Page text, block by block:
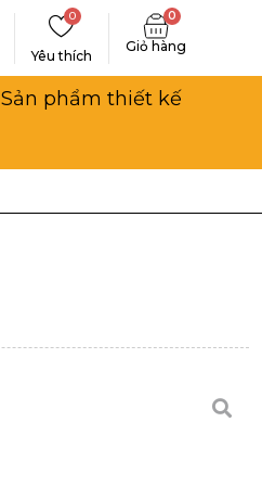
Yêu thích
0 0
Sản phẩm thiết kế